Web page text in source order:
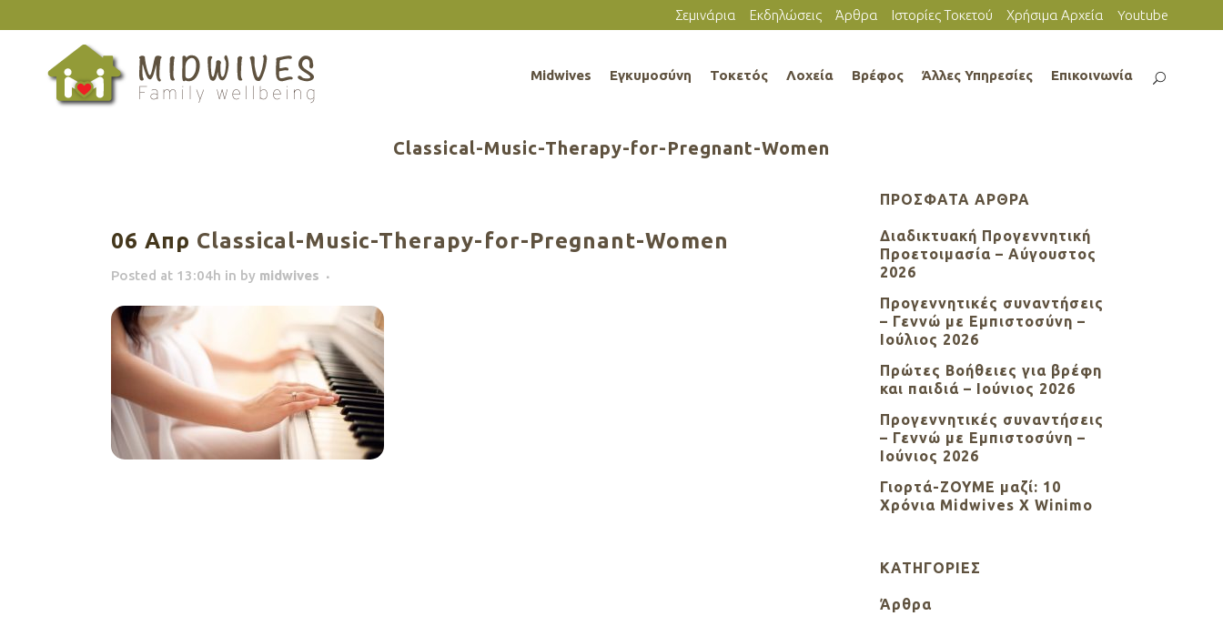
Σεμινάρια Εκδηλώσεις Άρθρα Ιστορίες Τοκετού Χρήσιμα Αρχεία Youtube
Midwives Εγκυμοσύνη Τοκετός Λοχεία Βρέφος Άλλες Υπηρεσίες Επικοινωνία
Classical-Music-Therapy-for-Pregnant-Women
06 Απρ Classical-Music-Therapy-for-Pregnant-Women
Posted at 13:04h in by midwives
ΠΡΌΣΦΑΤΑ ΆΡΘΡΑ
Διαδικτυακή Προγεννητική
Προετοιμασία – Αύγουστος
2026
Προγεννητικές συναντήσεις
– Γεννώ με Εμπιστοσύνη –
Ιούλιος 2026
Πρώτες Βοήθειες για βρέφη
και παιδιά – Ιούνιος 2026
Προγεννητικές συναντήσεις
– Γεννώ με Εμπιστοσύνη –
Ιούνιος 2026
Γιορτά-ΖΟΥΜΕ μαζί: 10
Χρόνια Midwives X Winimo
KΑΤΗΓΟΡΊΕΣ
Άρθρα